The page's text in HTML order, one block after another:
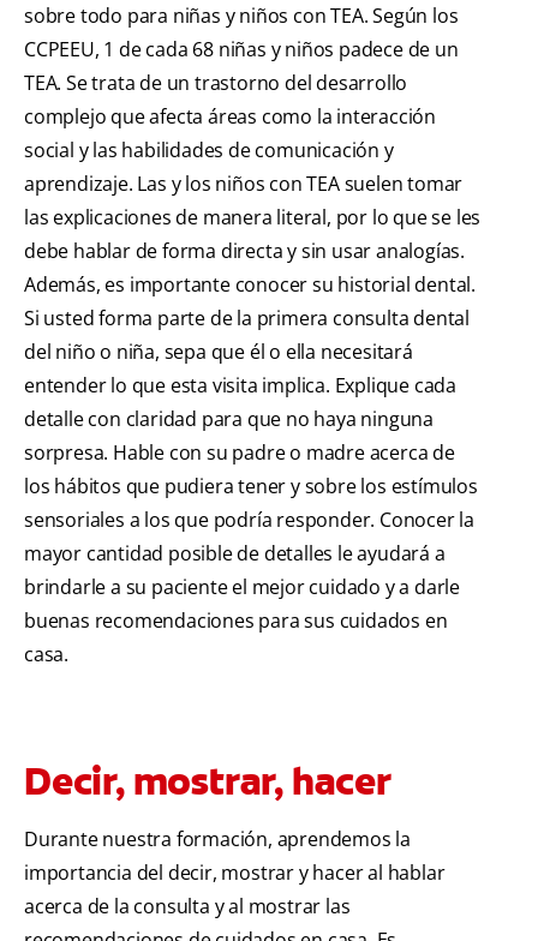
sobre todo para niñas y niños con TEA. Según los
CCPEEU, 1 de cada 68 niñas y niños padece de un
TEA. Se trata de un trastorno del desarrollo
complejo que afecta áreas como la interacción
social y las habilidades de comunicación y
aprendizaje. Las y los niños con TEA suelen tomar
las explicaciones de manera literal, por lo que se les
debe hablar de forma directa y sin usar analogías.
Además, es importante conocer su historial dental.
Si usted forma parte de la primera consulta dental
del niño o niña, sepa que él o ella necesitará
entender lo que esta visita implica. Explique cada
detalle con claridad para que no haya ninguna
sorpresa. Hable con su padre o madre acerca de
los hábitos que pudiera tener y sobre los estímulos
sensoriales a los que podría responder. Conocer la
mayor cantidad posible de detalles le ayudará a
brindarle a su paciente el mejor cuidado y a darle
buenas recomendaciones para sus cuidados en
casa.
Decir, mostrar, hacer
Durante nuestra formación, aprendemos la
importancia del decir, mostrar y hacer al hablar
acerca de la consulta y al mostrar las